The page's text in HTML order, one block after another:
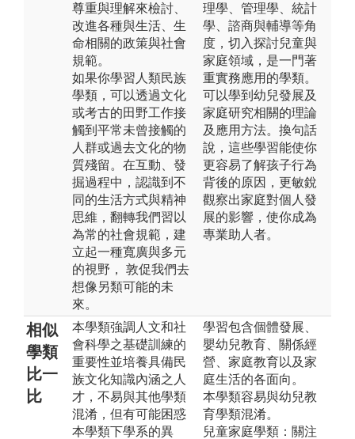
尊重與理解來檢討、
改進各種與生活、生
命相關的政策與社會
規範。
如果你學習人類民族
學類，可以透過文化
或考古的田野工作接
觸到平常未曾接觸的
人群或過去文化的物
質殘留。在互動、發
掘過程中，認識到不
同的生活方式與精神
思維，翻轉我們習以
為常的社會規範，建
立起一種寬廣與多元
的視野， 敦促我們去
想像另類可能的未
來。
理學、管理學、統計
學、諮商與輔導等角
度，切入探討兒童與
家庭領域，是一門著
重實務應用的學類。
可以學到幼兒發展及
家庭研究相關的理論
及應用方法。換句話
說，這些學習能使你
更容易了解孩子行為
背後的原因，更敏銳
觀察出家庭對個人發
展的影響，使你成為
專業助人者。
相似
學類
比一
比
本學類強調人文和社
會科學之基礎訓練的
重要性並培養具備民
族文化知識內涵之人
才，不易與其他學類
混淆，但有可能困惑
本學類下學系的異
學習包含個體發展、
嬰幼兒教育、關係經
營、家庭教育以及家
庭生活的各面向。
本學類容易與幼兒教
育學類混淆。
兒童家庭學類：關注